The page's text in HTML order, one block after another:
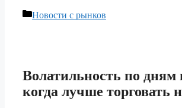
Рубрики
Новости с рынков
Волатильность по дням
когда лучше торговать